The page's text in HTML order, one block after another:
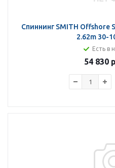
Спиннинг SMITH Offshore
2.62m 30-
Есть в
54 830